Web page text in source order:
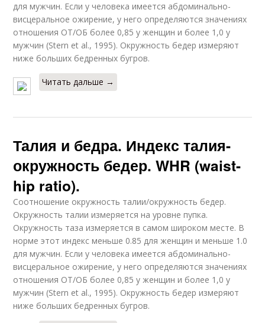
для мужчин. Если у человека имеется абдоминально-
висцеральное ожирение, у него определяются значениях
отношения ОТ/ОБ более 0,85 у женщин и более 1,0 у
мужчин (Stern et al., 1995). Окружность бедер измеряют
ниже больших бедренных бугров.
Читать дальше →
Талия и бедра. Индекс талия-
окружность бедер. WHR (waist-
hip ratio).
Соотношение окружность талии/окружность бедер.
Окружность талии измеряется на уровне пупка.
Окружность таза измеряется в самом широком месте. В
норме этот индекс меньше 0.85 для женщин и меньше 1.0
для мужчин. Если у человека имеется абдоминально-
висцеральное ожирение, у него определяются значениях
отношения ОТ/ОБ более 0,85 у женщин и более 1,0 у
мужчин (Stern et al., 1995). Окружность бедер измеряют
ниже больших бедренных бугров.